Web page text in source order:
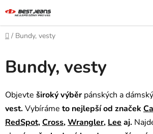
na
obsah
Domov
/ Bundy, vesty
Bundy, vesty
Objevte široký výběrpánských a
vest.Vybíráme to nejlepší od značek
RedSpot,Cross,Wrangler, Lee aj.